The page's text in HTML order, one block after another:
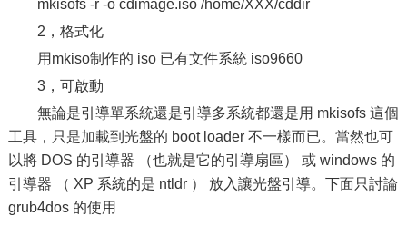
mkisofs -r -o cdimage.iso /home/XXX/cddir
2，格式化
用mkiso制作的 iso 已有文件系統 iso9660
3，可啟動
無論是引導單系統還是引導多系統都還是用 mkisofs 這個
工具，只是加載到光盤的 boot loader 不一樣而已。當然也可
以將 DOS 的引導器 （也就是它的引導扇區） 或 windows 的
引導器 （ XP 系統的是 ntldr ） 放入讓光盤引導。下面只討論
grub4dos 的使用